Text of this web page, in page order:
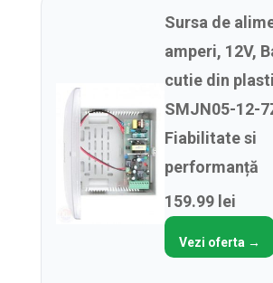
Sursa de
amperi, 12V,
cutie din
SMJN05-12-
Fiabilitate si
performanță
159.99 lei
Vezi oferta →